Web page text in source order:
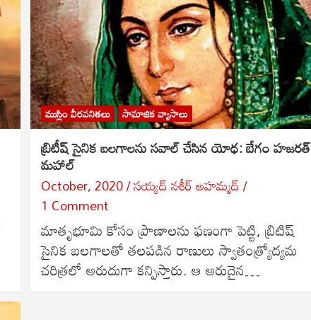
ముస్లిం వీరవనితలు సామాజిక వ్యాసాలు
బ్రిటీష్ సైనిక బలగాలను సవాల్ చేసిన యోధ: బేగం హజరత్
మహాల్
October, 2020 సయ్యద్ నశీర్ అహమ్మద్
1 Comment
మాతృభూమి కోసం ప్రాణాలను ఫణంగా పెట్టి, బ్రిటిష్
సైనిక బలగాలతో తలపడిన రాణులు స్వాతంత్ర్యోద్యమ
చరిత్రలో అరుదుగా కన్పిస్తారు. ఆ అరుదైన…